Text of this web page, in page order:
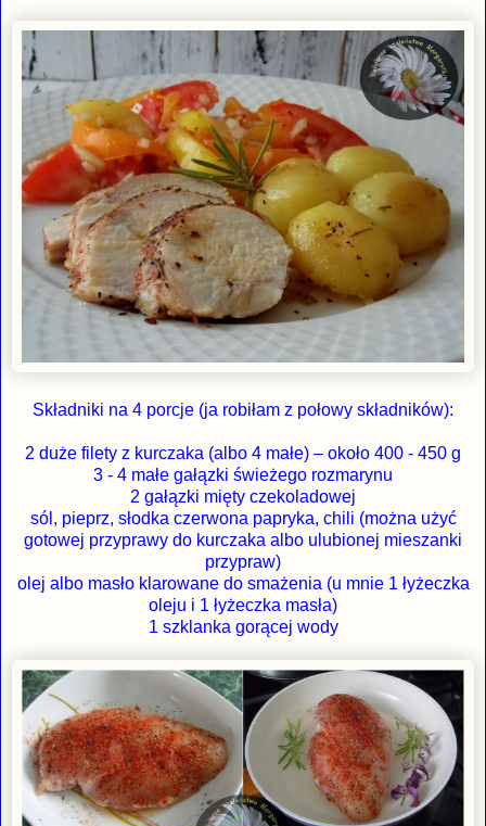
Składniki na 4 porcje (ja robiłam z połowy składników):
2 duże filety z kurczaka (albo 4 małe) – około 400 - 450 g
3 - 4 małe gałązki świeżego rozmarynu
2 gałązki mięty czekoladowej
sól, pieprz, słodka czerwona papryka, chili (można użyć
gotowej przyprawy do kurczaka albo ulubionej mieszanki
przypraw)
olej albo masło klarowane do smażenia (u mnie 1 łyżeczka
oleju i 1 łyżeczka masła)
1 szklanka gorącej wody